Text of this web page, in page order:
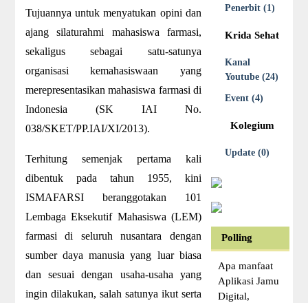
Tujuannya untuk menyatukan opini dan
ajang silaturahmi mahasiswa farmasi,
sekaligus sebagai satu-satunya
organisasi kemahasiswaan yang
merepresentasikan mahasiswa farmasi di
Indonesia (SK IAI No.
038/SKET/PP.IAI/XI/2013).
Terhitung semenjak pertama kali
dibentuk pada tahun 1955, kini
ISMAFARSI beranggotakan 101
Lembaga Eksekutif Mahasiswa (LEM)
farmasi di seluruh nusantara dengan
sumber daya manusia yang luar biasa
dan sesuai dengan usaha-usaha yang
ingin dilakukan, salah satunya ikut serta
Penerbit (1)
Krida Sehat
Kanal
Youtube (24)
Event (4)
Kolegium
Update (0)
Polling
Apa manfaat
Aplikasi Jamu
Digital,